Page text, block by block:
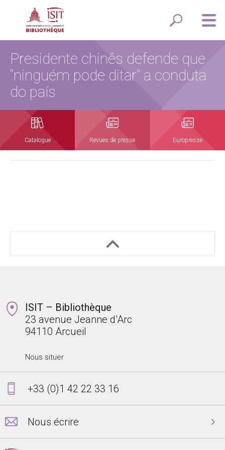
Presidente chinês defende que
“ninguém pode ditar” a conduta
do país
Catalogue Revues de presse Europresse
ISIT – Bibliothèque
23 avenue Jeanne d’Arc
94110 Arcueil
Nous situer
+33 (0)1 42 22 33 16
Nous écrire